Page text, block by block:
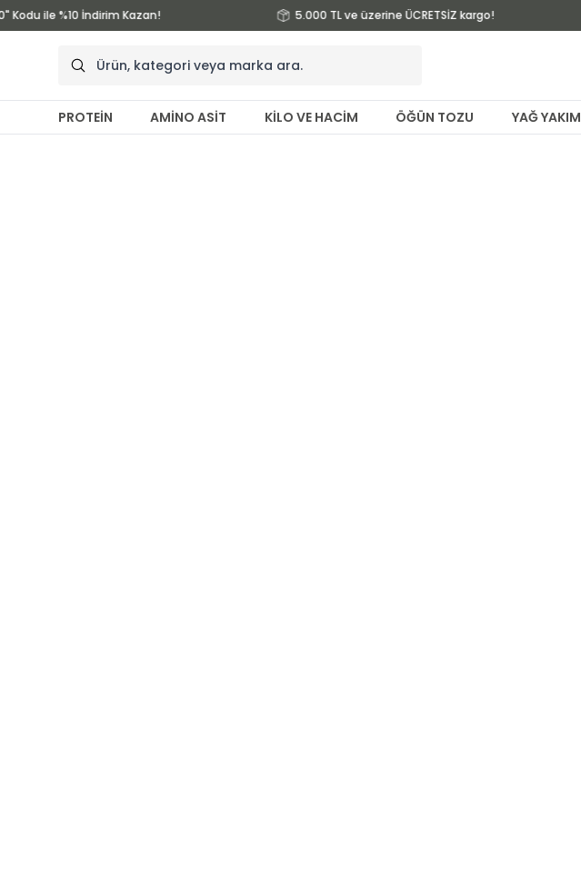
Kodu ile %10 İndirim Kazan! 5.000 TL ve üzerine ÜCRETSİZ kargo!
PROTEİN AMİNO ASİT KİLO VE HACİM ÖĞÜN TOZU YAĞ YAKIM